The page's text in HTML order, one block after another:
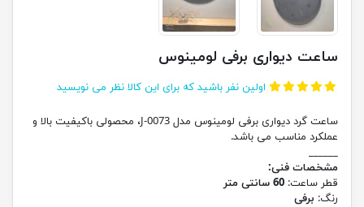
ساعت دیواری برفی لومینوس
اولین نفر باشید که برای این کالا نظر می نویسید
ساعت گرد دیواری برفی لومینوس مدل J-0073، محصولی باکیفیت بالا و
عملکرد مناسب می باشد.
______
مشخصات فنی:
قطر ساعت: 60 سانتی متر
رنگ: برفی